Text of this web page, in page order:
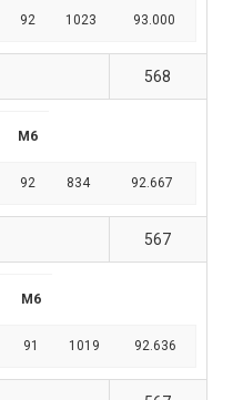
92 1023 93.000
568
M6
92 834 92.667
567
M6
91 1019 92.636